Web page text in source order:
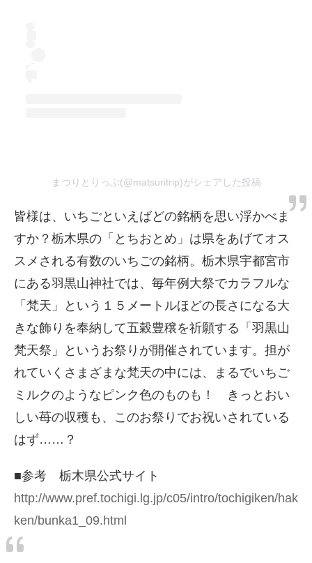
まつりとりっぷ(@matsuritrip)がシェアした投稿
皆様は、いちごといえばどの銘柄を思い浮かべま
すか？栃木県の「とちおとめ」は県をあげてオス
スメされる有数のいちごの銘柄。栃木県宇都宮市
にある羽黒山神社では、毎年例大祭でカラフルな
「梵天」という１５メートルほどの長さになる大
きな飾りを奉納して五穀豊穣を祈願する「羽黒山
梵天祭」というお祭りが開催されています。担が
れていくさまざまな梵天の中には、まるでいちご
ミルクのようなピンク色のものも！ きっとおい
しい苺の収穫も、このお祭りでお祝いされている
はず……？
■参考 栃木県公式サイト
http://www.pref.tochigi.lg.jp/c05/intro/tochigiken/hak
ken/bunka1_09.html